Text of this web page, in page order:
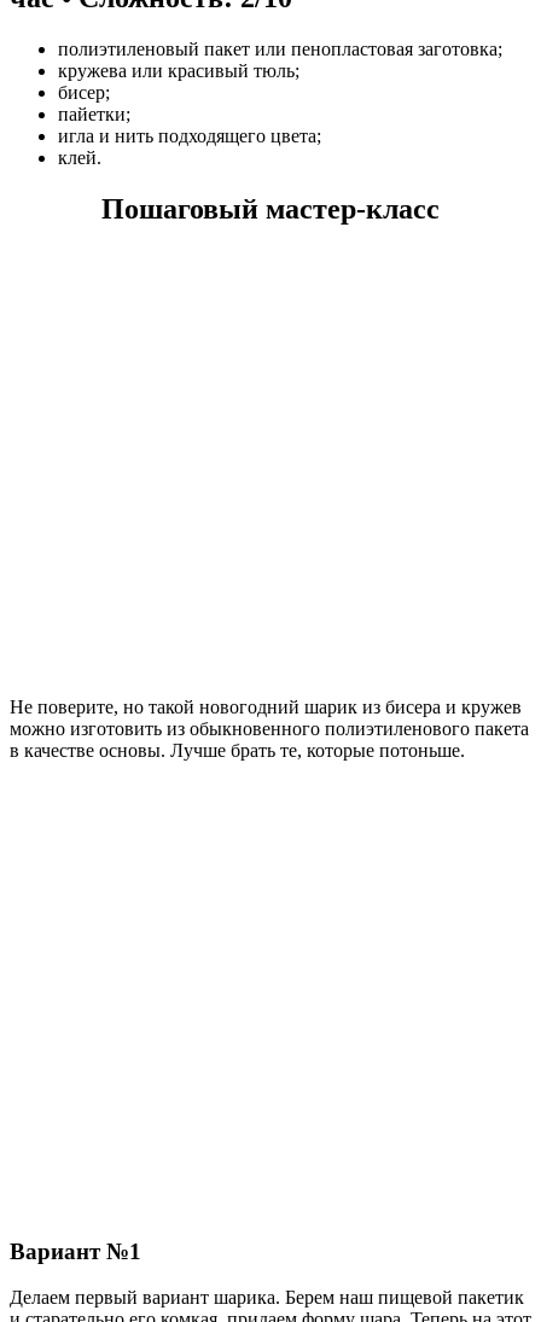
полиэтиленовый пакет или пенопластовая заготовка;
кружева или красивый тюль;
бисер;
пайетки;
игла и нить подходящего цвета;
клей.
Пошаговый мастер-класс
Не поверите, но такой новогодний шарик из бисера и кружев
можно изготовить из обыкновенного полиэтиленового пакета
в качестве основы. Лучше брать те, которые потоньше.
Вариант №1
Делаем первый вариант шарика. Берем наш пищевой пакетик